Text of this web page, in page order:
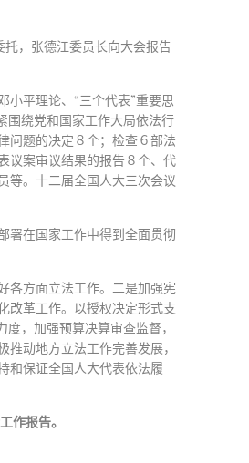
，张德江委员长向大会报告
平理论、“三个代表”重要思
围绕党和国家工作大局依法行
问题的决定８个；检查６部法
议案审议结果的报告８个、代
等。十二届全国人大三次会议
署在国家工作中得到全面贯彻
各方面立法工作。二是加强宪
改革工作。以授权决定形式支
，加强预算决算审查监督，
动地方立法工作完善发展，
和保证全国人大代表依法履
作报告。